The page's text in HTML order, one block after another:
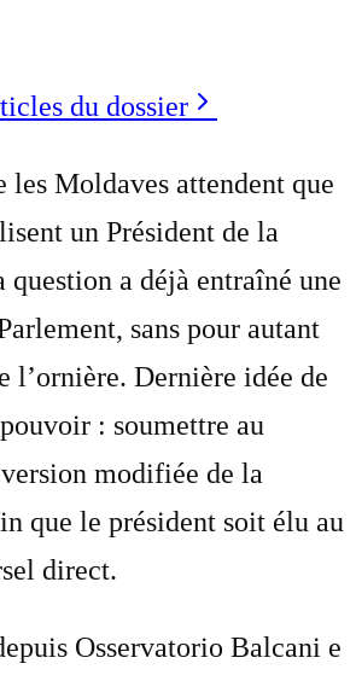
du dossier
les Moldaves attendent que
un Président de la
a déjà entraîné une
sans pour autant
l’ornière. Dernière idée de
: soumettre au
modifiée de la
que le président soit élu au
direct.
Osservatorio Balcani e